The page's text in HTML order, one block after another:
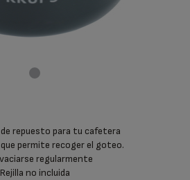
repuesto para tu cafetera
permite recoger el goteo.
regularmente
Rejilla no incluida